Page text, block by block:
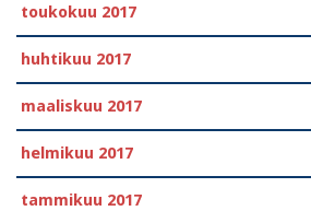
toukokuu 2017
huhtikuu 2017
maaliskuu 2017
helmikuu 2017
tammikuu 2017